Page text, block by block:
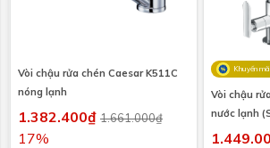
Vòi chậu rửa chén Caesar K511C
nóng lạnh
1.382.400₫ 1.661.000₫
17%
Khuyến
Vòi chậu
nước lạnh